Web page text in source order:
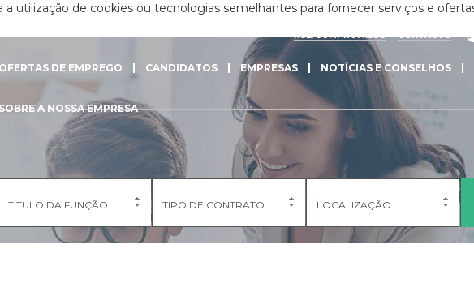
utilização de cookies ou tecnologias semelhantes para fornecer serviços e
RSE/COMPROMISSO CONTACTO
OFERTAS DE EMPREGO CANDIDATOS EMPRESAS NOTÍCIAS E CONSELHOS
A NOSSA EMPRESA
TITULO DA FUNÇÃO TIPO DE CONTRATO LOCALIZAÇÃO